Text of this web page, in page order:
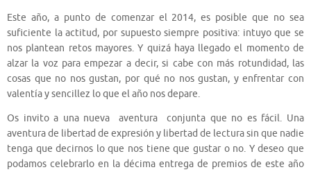
Este año, a punto de comenzar el 2014, es posible que no sea
suficiente la actitud, por supuesto siempre positiva: intuyo que se
nos plantean retos mayores. Y quizá haya llegado el momento de
alzar la voz para empezar a decir, si cabe con más rotundidad, las
cosas que no nos gustan, por qué no nos gustan, y enfrentar con
valentía y sencillez lo que el año nos depare.
Os invito a una nueva aventura conjunta que no es fácil. Una
aventura de libertad de expresión y libertad de lectura sin que nadie
tenga que decirnos lo que nos tiene que gustar o no. Y deseo que
podamos celebrarlo en la décima entrega de premios de este año